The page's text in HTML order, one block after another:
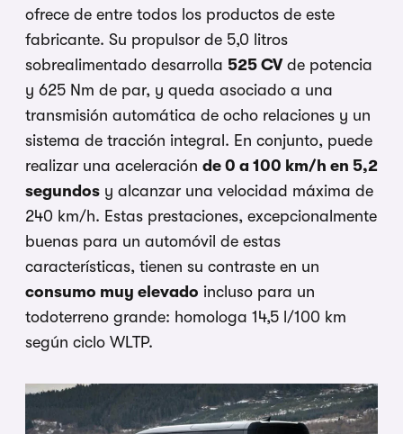
ofrece de entre todos los productos de este
fabricante. Su propulsor de 5,0 litros
sobrealimentado desarrolla 525 CVde potencia
y 625 Nm de par, y queda asociado a una
transmisión automática de ocho relaciones y un
sistema de tracción integral. En conjunto, puede
realizar una aceleración de 0 a 100 km/h en 5,2
segundos y alcanzar una velocidad máxima de
240 km/h. Estas prestaciones, excepcionalmente
buenas para un automóvil de estas
características, tienen su contraste en un
consumo muy elevado incluso para un
todoterreno grande: homologa 14,5 l/100 km
según ciclo WLTP.